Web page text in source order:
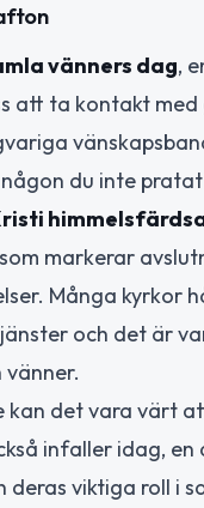
vänners dag,
att ta kontakt
du inte
markerar
Många kyrkor
och det är
kan det vara värt
infaller idag, en
deras viktiga roll i